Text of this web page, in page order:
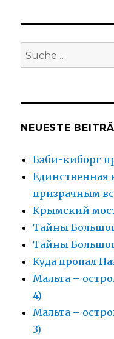
Suche
nach:
NEUESTE
Бэби-киборг
Единственная
призрачным
Крымский
Тайны
Тайны
Куда пропал
Мальта –
4)
Мальта –
3)